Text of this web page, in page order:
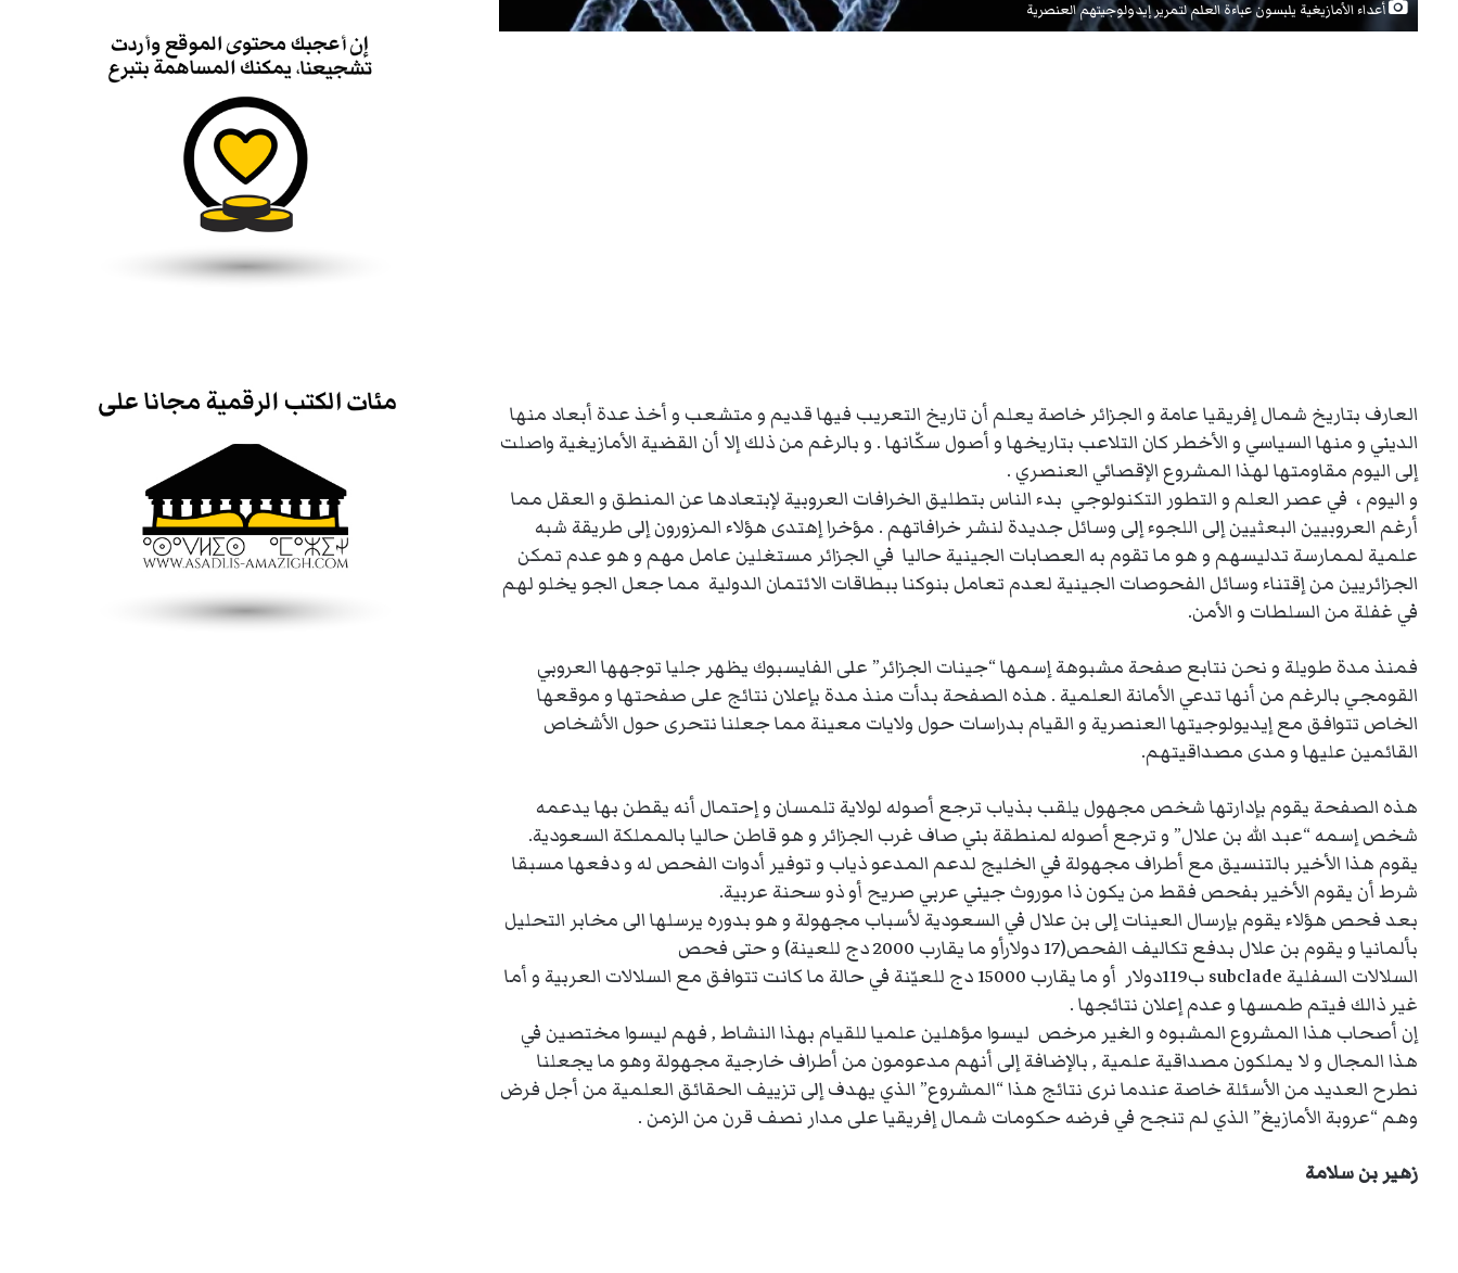
أعداء الأمازيغية يلبسون عباءة العلم لتمرير إيدولوجيتهم العنصرية
العارف بتاريخ شمال إفريقيا عامة و الجزائر خاصة يعلم أن تاريخ التعريب فيها قديم و متشعب و أخذ عدة أبعاد منها
الديني و منها السياسي و الأخطر كان التلاعب بتاريخها و أصول سكّانها . و بالرغم من ذلك إلا أن القضية الأمازيغية واصلت
إلى اليوم مقاومتها لهذا المشروع الإقصائي العنصري .
و اليوم ، في عصر العلم و التطور التكنولوجي بدء الناس بتطليق الخرافات العروبية لإبتعادها عن المنطق و العقل مما
أرغم العروبيين البعثيين إلى اللجوء إلى وسائل جديدة لنشر خرافاتهم . مؤخرا إهتدى هؤلاء المزورون إلى طريقة شبه
علمية لممارسة تدليسهم و هو ما تقوم به العصابات الجينية حاليا في الجزائر مستغلين عامل مهم و هو عدم تمكن
الجزائريين من إقتناء وسائل الفحوصات الجينية لعدم تعامل بنوكنا ببطاقات الائتمان الدولية مما جعل الجو يخلو لهم
في غفلة من السلطات و الأمن.
فمنذ مدة طويلة و نحن نتابع صفحة مشبوهة إسمها “جينات الجزائر” على الفايسبوك يظهر جليا توجهها العروبي
القومجي بالرغم من أنها تدعي الأمانة العلمية . هذه الصفحة بدأت منذ مدة بإعلان نتائج على صفحتها و موقعها
الخاص تتوافق مع إيديولوجيتها العنصرية و القيام بدراسات حول ولايات معينة مما جعلنا نتحرى حول الأشخاص
القائمين عليها و مدى مصداقيتهم.
هذه الصفحة يقوم بإدارتها شخص مجهول يلقب بذياب ترجع أصوله لولاية تلمسان و إحتمال أنه يقطن بها يدعمه
شخص إسمه “عبد الله بن علال” و ترجع أصوله لمنطقة بني صاف غرب الجزائر و هو قاطن حاليا بالمملكة السعودية.
يقوم هذا الأخير بالتنسيق مع أطراف مجهولة في الخليج لدعم المدعو ذياب و توفير أدوات الفحص له و دفعها مسبقا
شرط أن يقوم الأخير بفحص فقط من يكون ذا موروث جيني عربي صريح أو ذو سحنة عربية.
بعد فحص هؤلاء يقوم بإرسال العينات إلى بن علال في السعودية لأسباب مجهولة و هو بدوره يرسلها الى مخابر التحليل
بألمانيا و يقوم بن علال بدفع تكاليف الفحص(17 دولارأو ما يقارب 2000 دج للعينة) و حتى فحص
السلالات السفلية subclade ب119دولار أو ما يقارب 15000 دج للعيّنة في حالة ما كانت تتوافق مع السلالات العربية و أما
غير ذالك فيتم طمسها و عدم إعلان نتائجها .
إن أصحاب هذا المشروع المشبوه و الغير مرخص ليسوا مؤهلين علميا للقيام بهذا النشاط , فهم ليسوا مختصين في
هذا المجال و لا يملكون مصداقية علمية , بالإضافة إلى أنهم مدعومون من أطراف خارجية مجهولة وهو ما يجعلنا
نطرح العديد من الأسئلة خاصة عندما نرى نتائج هذا “المشروع” الذي يهدف إلى تزييف الحقائق العلمية من أجل فرض
وهم “عروبة الأمازيغ” الذي لم تنجح في فرضه حكومات شمال إفريقيا على مدار نصف قرن من الزمن .
زهير بن سلامة